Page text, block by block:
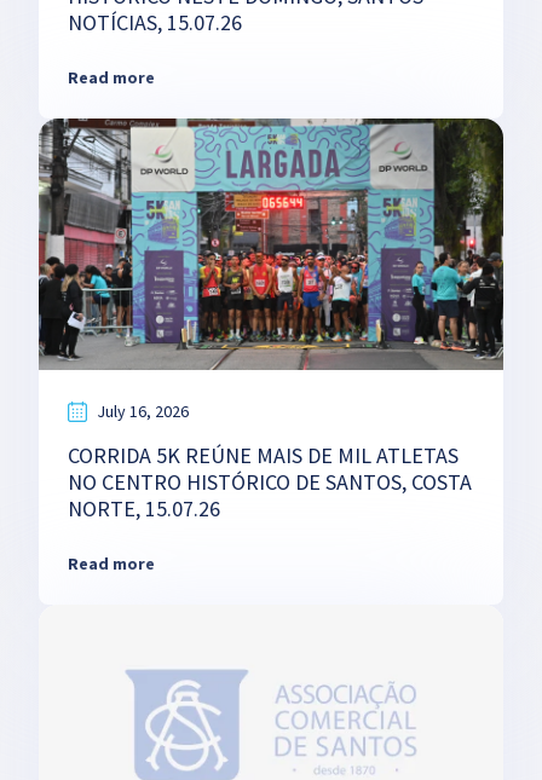
NOTÍCIAS, 15.07.26
Read more
July 16, 2026
CORRIDA 5K REÚNE MAIS DE MIL ATLETAS
NO CENTRO HISTÓRICO DE SANTOS, COSTA
NORTE, 15.07.26
Read more